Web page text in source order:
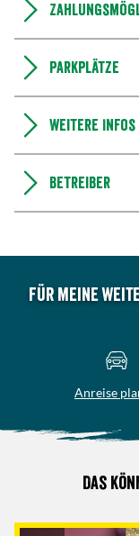
Parkplätze
Weitere Infos
Betreiber
Für meine
Anreise
Das